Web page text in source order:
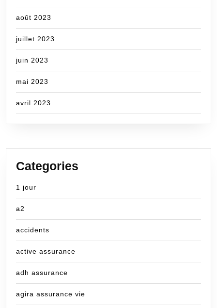
août 2023
juillet 2023
juin 2023
mai 2023
avril 2023
Categories
1 jour
a2
accidents
active assurance
adh assurance
agira assurance vie